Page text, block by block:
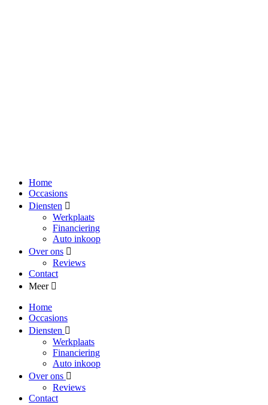
Home
Occasions
Diensten
Werkplaats
Financiering
Auto inkoop
Over ons
Reviews
Contact
Meer
Home
Occasions
Diensten
Werkplaats
Financiering
Auto inkoop
Over ons
Reviews
Contact